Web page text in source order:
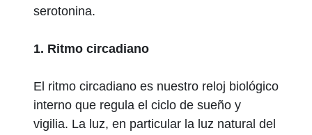
serotonina.
1. Ritmo circadiano
El ritmo circadiano es nuestro reloj biológico
interno que regula el ciclo de sueño y
vigilia. La luz, en particular la luz natural del